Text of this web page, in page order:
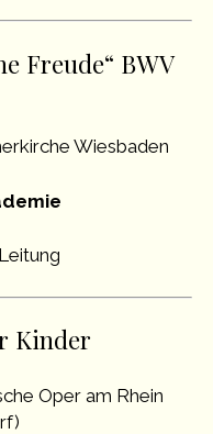
Freude“ BWV
Wiesbaden
Kinder
Oper am Rhein